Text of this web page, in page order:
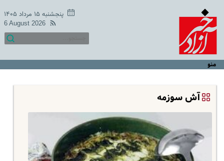
پنجشنبه ۱۵ مرداد ۱۴۰۵
6 August 2026
منو
آش سوزمه